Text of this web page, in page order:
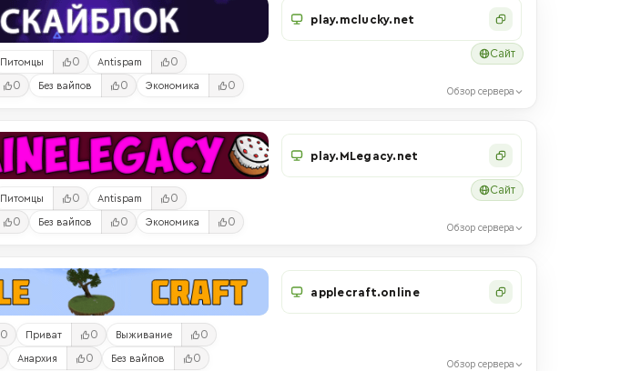
Питомцы 0 Antispam 0
0 Без вайпов 0 Экономика 0
play.mclucky.net
Сайт
Обзор сервера
Питомцы 0 Antispam 0
0 Без вайпов 0 Экономика 0
play.MLegacy.net
Сайт
Обзор сервера
0 Приват 0 Выживание 0
Анархия 0 Без вайпов 0
applecraft.online
Обзор сервера